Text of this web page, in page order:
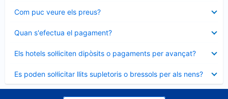
Com puc veure els preus?
tancat
Quan s'efectua el pagament?
tancat
Els hotels sol·liciten dipòsits o pagaments per avançat?
tancat
Es poden sol·licitar llits supletoris o bressols per als nens?
tancat